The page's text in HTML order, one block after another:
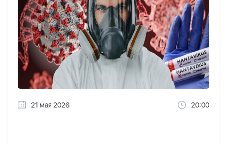
21 мая 2026 20:00